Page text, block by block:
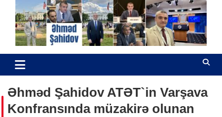
content
Əhməd Şahidov
Hüquq müdafiəçisi
Əhməd Şahidov ATƏT`in Varşava
Konfransında müzakirə olunan